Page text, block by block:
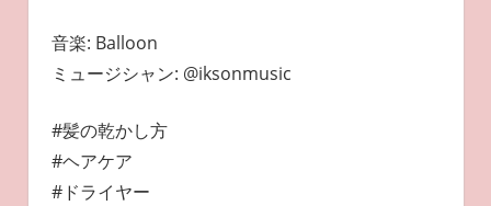
音楽: Balloon
ミュージシャン: @iksonmusic
#髪の乾かし方
#ヘアケア
#ドライヤー